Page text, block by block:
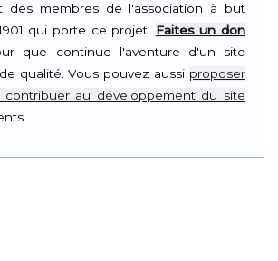
des membres de l'association à but
qui porte ce projet. Faites un don
que continue l'aventure d'un site
qualité. Vous pouvez aussi proposer
contribuer au développement du site